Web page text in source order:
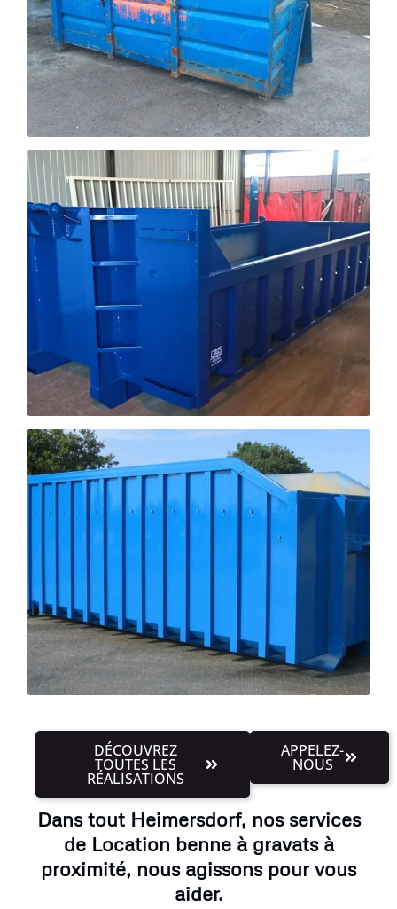
DÉCOUVREZ
TOUTES LES
RÉALISATIONS
APPELEZ-
NOUS
Dans tout Heimersdorf, nos services
de Location benne à gravats à
proximité, nous agissons pour vous
aider.